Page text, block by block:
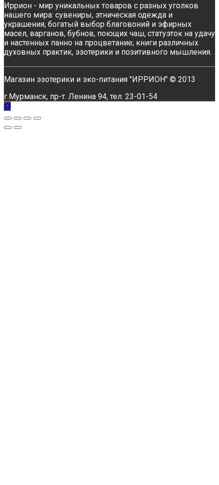
Иррион - мир уникальных товаров с разных уголков
нашего мира: сувениры, этническая одежда и
украшения, богатый выбор благовоний и эфирных
масел, варганов, бубнов, поющих чаш, статуэток на удачу
и настенных панно на процветание; книги различных
духовных практик, эзотерики и позитивного мышления.
Магазин эзотерики и эко-питания "ИРРИОН" © 2013
г.Мурманск, пр-т. Ленина 94, тел. 23-01-54